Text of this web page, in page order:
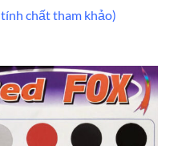
chất tham khảo)